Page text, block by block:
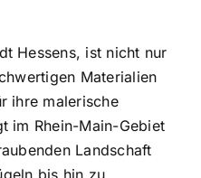
Hessens, ist nicht nur
Materialien
ihre malerische
im Rhein-Main-Gebiet
Landschaft